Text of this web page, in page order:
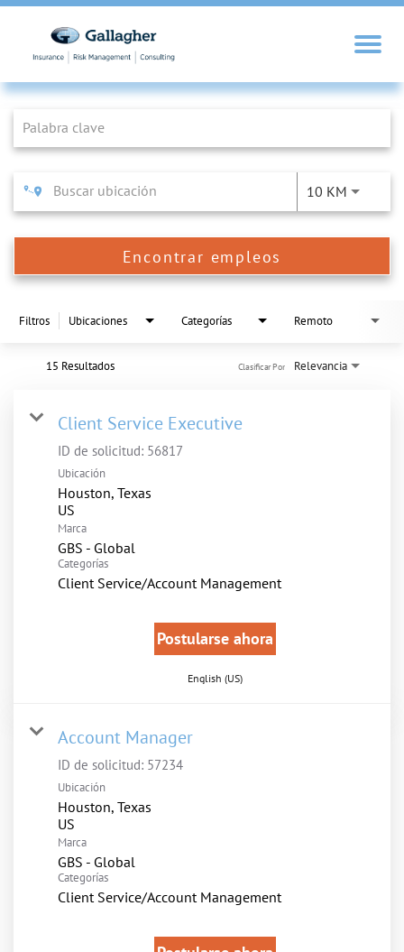
Job Search Page
10 KM
Encontrar empleos
Filtros Ubicaciones Categorías Remoto
15 Resultados Relevancia
Clasificar Por
Client Service Executive
ID de solicitud: 56817
Ubicación
Houston, Texas
Marca
GBS - Global
Categorías
Client Service/Account Management
Postularse ahora
English (US)
Account Manager
ID de solicitud: 57234
Ubicación
Houston, Texas
Marca
GBS - Global
Categorías
Client Service/Account Management